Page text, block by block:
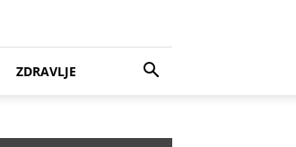
ZDRAVLJE